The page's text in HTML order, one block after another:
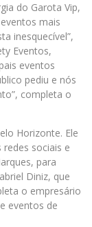
do Garota Vip,
mais
inesquecível”,
Eventos,
eventos
pediu e nós
completa o
Horizonte. Ele
sociais e
para
Diniz, que
o empresário
eventos de